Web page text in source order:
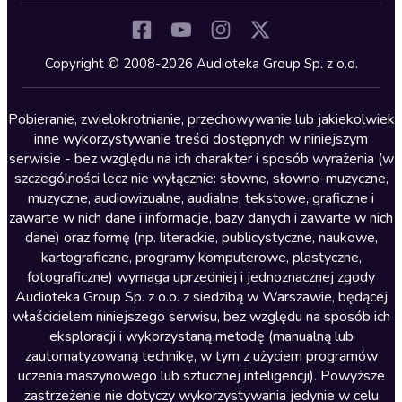
Kryminały
Lektury szkolne
Literatura anglojęzyczna
Literatura faktu
Literatura obyczajowa
Literatura piękna obca
Literatura piękna polska
Nagrania relaksacyjne
Nauka języków
Nauki humanistyczne
Podcasty i audycje
Polityka
Copyright © 2008-2026 Audioteka Group Sp. z o.o.
Pobieranie, zwielokrotnianie, przechowywanie lub jakiekolwiek
inne wykorzystywanie treści dostępnych w niniejszym
serwisie - bez względu na ich charakter i sposób wyrażenia (w
szczególności lecz nie wyłącznie: słowne, słowno-muzyczne,
muzyczne, audiowizualne, audialne, tekstowe, graficzne i
zawarte w nich dane i informacje, bazy danych i zawarte w nich
dane) oraz formę (np. literackie, publicystyczne, naukowe,
kartograficzne, programy komputerowe, plastyczne,
fotograficzne) wymaga uprzedniej i jednoznacznej zgody
Audioteka Group Sp. z o.o. z siedzibą w Warszawie, będącej
właścicielem niniejszego serwisu, bez względu na sposób ich
eksploracji i wykorzystaną metodę (manualną lub
zautomatyzowaną technikę, w tym z użyciem programów
uczenia maszynowego lub sztucznej inteligencji). Powyższe
zastrzeżenie nie dotyczy wykorzystywania jedynie w celu